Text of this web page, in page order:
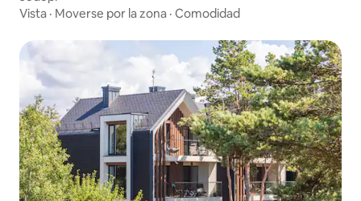
Vista · Moverse por la zona · Comodidad